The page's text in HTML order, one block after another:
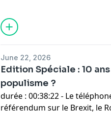
June 22, 2026
Edition Spéciale : 10
populisme ?
durée : 00:38:22 - Le
référendum sur le Brexit, le